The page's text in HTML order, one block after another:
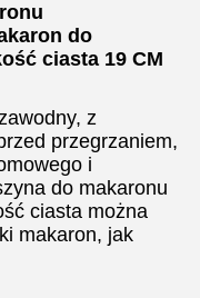
do
ciasta 19 CM
z
przegrzaniem,
i
do makaronu
ciasta można
makaron, jak